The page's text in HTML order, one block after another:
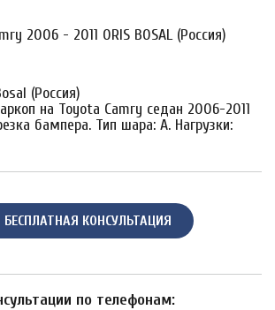
(Россия)
на Toyota Camry седан 2006-2011
бампера. Тип шара: A. Нагрузки:
БЕСПЛАТНАЯ КОНСУЛЬТАЦИЯ
по телефонам: